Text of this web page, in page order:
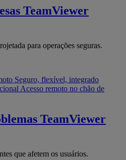
TeamViewer
para operações seguras.
Seguro, flexível, integrado
Acesso remoto no chão de
TeamViewer
que afetem os usuários.